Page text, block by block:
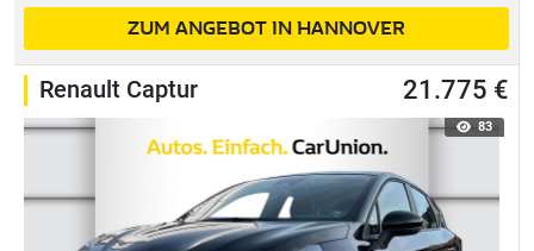
ZUM ANGEBOT IN HANNOVER
Renault Captur 21.775 €
83